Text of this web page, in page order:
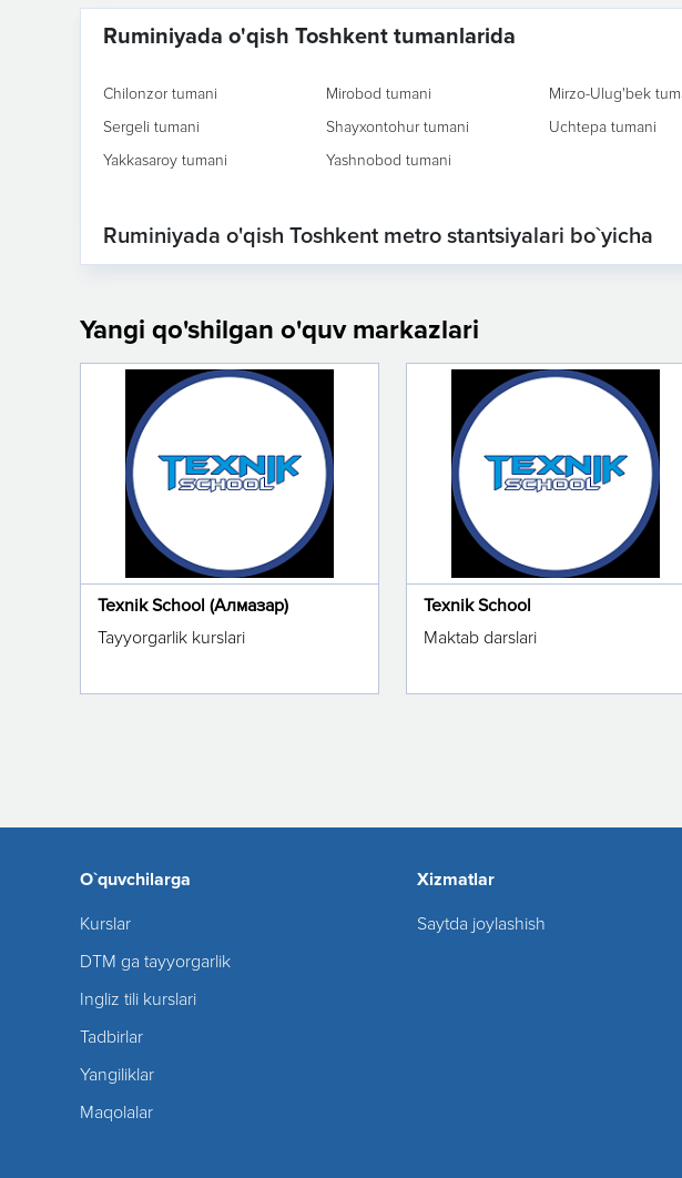
Ruminiyada o'qish Toshkent tumanlarida
Chilonzor tumani Mirobod tumani Mirzo-Ulug'bek
Sergeli tumani
Shayxontohur tumani Uchtepa tumani
Yakkasaroy tumani
Yashnobod tumani
Ruminiyada o'qish Toshkent metro stantsiyalari bo`yicha
Yangi qo'shilgan o'quv markazlari
Texnik School (Алмазар)
Tayyorgarlik kurslari
Texnik School
Maktab darslari
O`quvchilarga
Kurslar
DTM ga tayyorgarlik
Ingliz tili kurslari
Tadbirlar
Yangiliklar
Maqolalar
Xizmatlar
Saytda joylashish